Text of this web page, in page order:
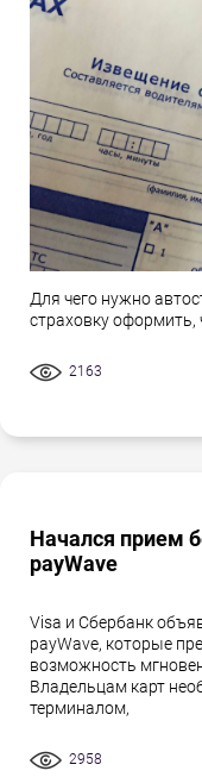
Для чего нужно
страховку
2163
Начался прием
payWave
Visa и Сбербанк
payWave, которые
возможность
Владельцам карт
терминалом,
2958